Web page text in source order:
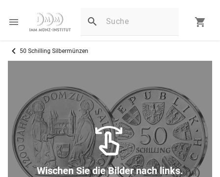
50 Schilling Silbermünzen
Wischen Sie die Bilder nach links.